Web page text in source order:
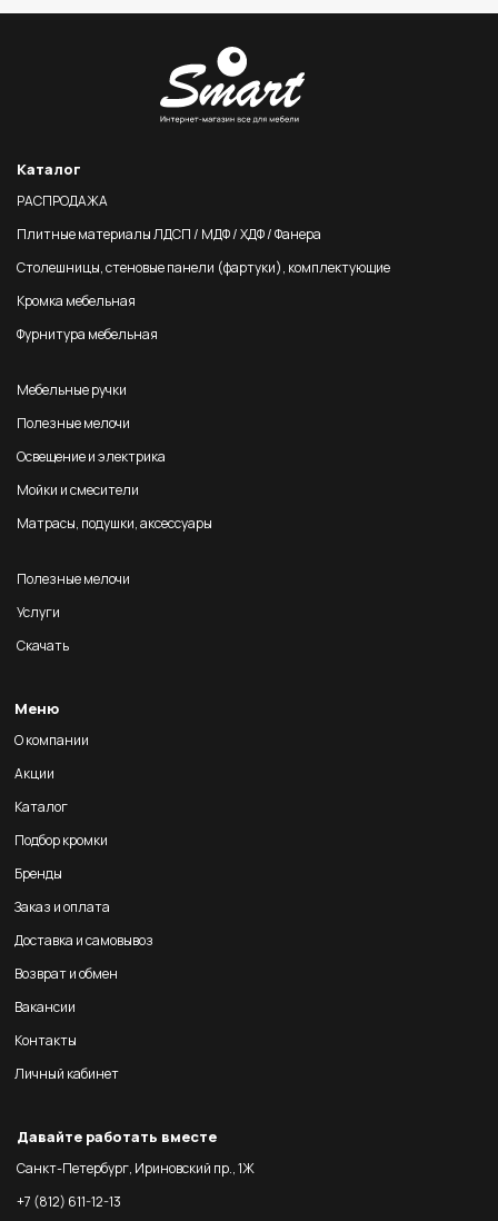
Каталог
РАСПРОДАЖА
Плитные материалы ЛДСП / МДФ / ХДФ / Фанера
Столешницы, стеновые панели (фартуки), комплектующие
Кромка мебельная
Фурнитура мебельная
Мебельные ручки
Полезные мелочи
Освещение и электрика
Мойки и смесители
Матрасы, подушки, аксессуары
Полезные мелочи
Услуги
Скачать
Меню
О компании
Акции
Каталог
Подбор кромки
Бренды
Заказ и оплата
Доставка и самовывоз
Возврат и обмен
Вакансии
Контакты
Личный кабинет
Давайте работать вместе
Санкт-Петербург, Ириновский пр., 1Ж
+7 (812) 611-12-13